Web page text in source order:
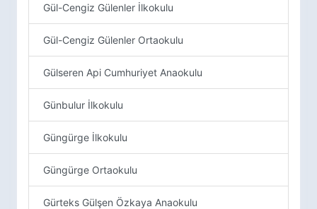
Gül-Cengiz Gülenler İlkokulu
Gül-Cengiz Gülenler Ortaokulu
Gülseren Api Cumhuriyet Anaokulu
Günbulur İlkokulu
Güngürge İlkokulu
Güngürge Ortaokulu
Gürteks Gülşen Özkaya Anaokulu